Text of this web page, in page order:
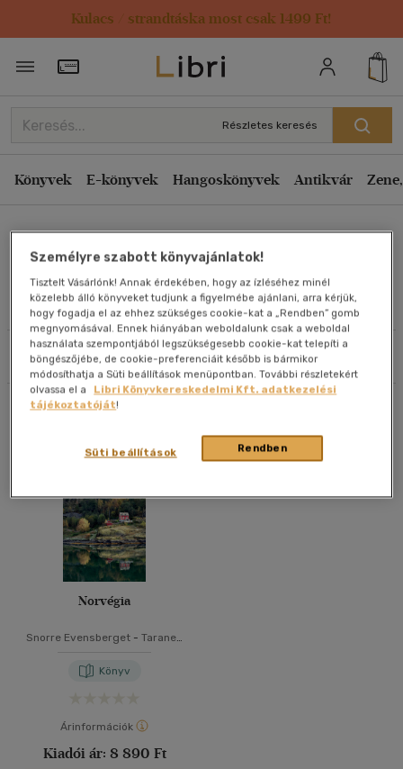
Kulacs / strandtáska most csak 1499 Ft!
Törzsvásárlói Kártya adatai
Részletes keresés
Könyvek E-könyvek Hangoskönyvek Antikvár
Doug Sager
Művei
Szűrés Rendezés
Rendezés
Kiadás éve szerint csökkenő
Ár szerint csökkenő
Eladott darabszám szerint csökkenő
Eladott darabszám szerint növekvő
Cím szerint A-Z
Szerző szerint A-Z
Megjelenítés
20 db / oldal
Alkalmaz
Norvégia
Snorre Evensberget - Taraneh
Könyv
Árinformációk
Kiadói ár: 8 890 Ft
Személyre szabott könyvajánlatok!
Tisztelt Vásárlónk! Annak érdekében, hogy az ízléséhez minél
közelebb álló könyveket tudjunk a figyelmébe ajánlani, arra kérjük,
hogy fogadja el az ehhez szükséges cookie-kat a „Rendben” gomb
megnyomásával. Ennek hiányában weboldalunk csak a weboldal
használata szempontjából legszükségesebb cookie-kat telepíti a
böngészőjébe, de cookie-preferenciáit később is bármikor
módosíthatja a Süti beállítások menüpontban. További részletekért
olvassa el a
Libri Könyvkereskedelmi Kft. adatkezelési
tájékoztatóját!
Rendben
Süti beállítások